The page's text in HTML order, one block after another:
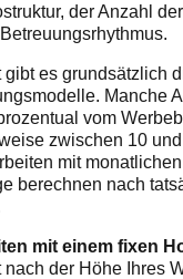
der Anzahl
gibt es grundsätzlich
Manche
vom
zwischen 10
mit
berechnen nach
mit einem fixen
nach der Höhe Ihres